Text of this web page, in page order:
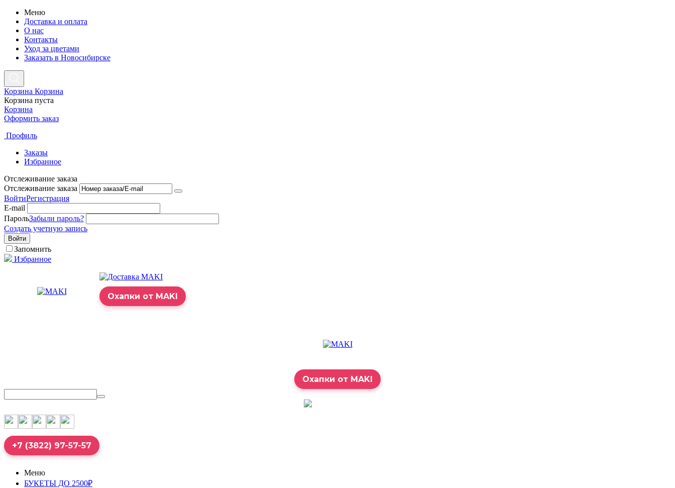
Меню
Доставка и оплата
О нас
Контакты
Уход за цветами
Заказать в Новосибирске
Корзина Корзина
Корзина пуста
Корзина
Оформить заказ
Профиль
Заказы
Избранное
Отслеживание заказа
Отслеживание заказа
ВойтиРегистрация
E-mail
ПарольЗабыли пароль?
Создать учетную запись
Войти
Запомнить
Избранное
Охапки от MAKI
Охапки от MAKI
+7 (3822) 97-57-57
Меню
БУКЕТЫ ДО 2500₽